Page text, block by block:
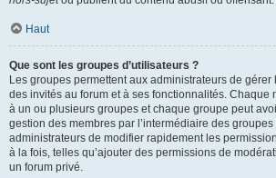
Haut
Que sont les groupes d’utilisateurs ?
Les groupes permettent aux administrateurs de gérer
des invités au forum et à ses fonctionnalités. Chaque
à un ou plusieurs groupes et chaque groupe peut
gestion des membres par l’intermédiaire des
administrateurs de modifier rapidement les
à la fois, telles qu’ajouter des permissions de
un forum privé.